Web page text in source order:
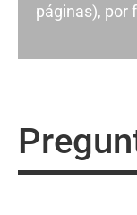
páginas), por